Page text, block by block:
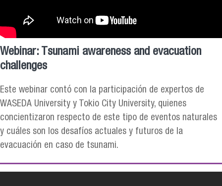
Webinar: Tsunami awareness and evacuation
challenges
Este webinar contó con la participación de expertos de
WASEDA University y Tokio City University, quienes
concientizaron respecto de este tipo de eventos naturales
y cuáles son los desafíos actuales y futuros de la
evacuación en caso de tsunami.